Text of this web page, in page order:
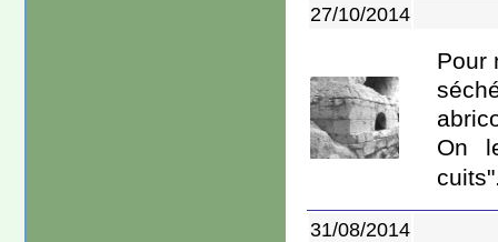
27/10/2014
Pour
On
31/08/2014